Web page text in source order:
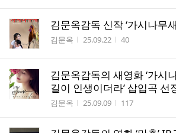
김문옥감독 신작 ‘가시나무
작성자
김문옥 작성시간
25.09.22 조회수
40
김문옥감독의 새영화 ‘가시
길이 인생이더라’ 삽입곡 선
작성자
김문옥 작성시간
25.09.09 조회수
117